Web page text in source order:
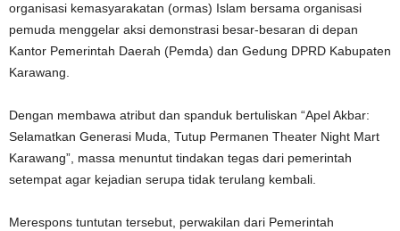
organisasi kemasyarakatan (ormas) Islam bersama organisasi
pemuda menggelar aksi demonstrasi besar-besaran di depan
Kantor Pemerintah Daerah (Pemda) dan Gedung DPRD Kabupaten
Karawang.
Dengan membawa atribut dan spanduk bertuliskan “Apel Akbar:
Selamatkan Generasi Muda, Tutup Permanen Theater Night Mart
Karawang”, massa menuntut tindakan tegas dari pemerintah
setempat agar kejadian serupa tidak terulang kembali.
Merespons tuntutan tersebut, perwakilan dari Pemerintah